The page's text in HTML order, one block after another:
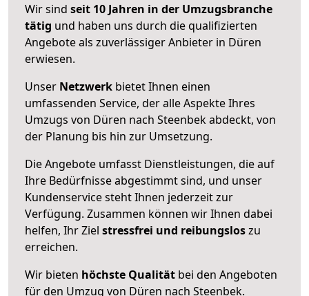
Wir sind seit 10 Jahren in der Umzugsbranche
tätig und haben uns durch die qualifizierten
Angebote als zuverlässiger Anbieter in Düren
erwiesen.
Unser Netzwerk bietet Ihnen einen
umfassenden Service, der alle Aspekte Ihres
Umzugs von Düren nach Steenbek abdeckt, von
der Planung bis hin zur Umsetzung.
Die Angebote umfasst Dienstleistungen, die auf
Ihre Bedürfnisse abgestimmt sind, und unser
Kundenservice steht Ihnen jederzeit zur
Verfügung. Zusammen können wir Ihnen dabei
helfen, Ihr Ziel stressfrei und reibungsloszu
erreichen.
Wir bieten höchste Qualität bei den Angeboten
für den Umzug von Düren nach Steenbek.